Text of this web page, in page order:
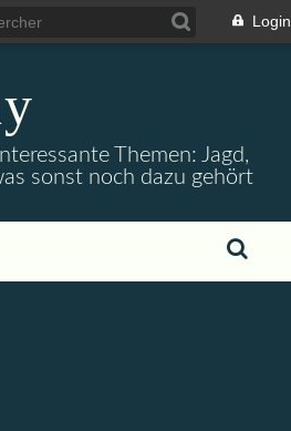
Login
Themen: Jagd,
sonst noch dazu gehört